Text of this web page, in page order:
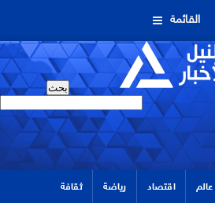
القائمة
عالم اقتصاد رياضة ثقافة